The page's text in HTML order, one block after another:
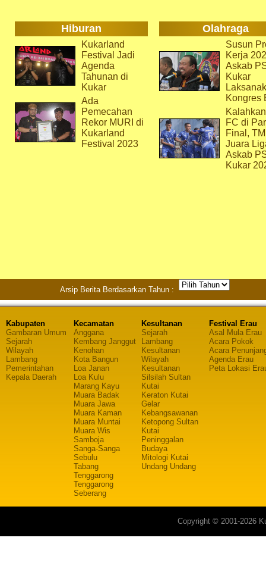
Hiburan Olahraga
Kukarland
Festival Jadi
Agenda
Tahunan di
Kukar
Ada
Pemecahan
Rekor MURI di
Kukarland
Festival 2023
Susun
Kerja
Askab
Kukar
Kongres
FC di
Final,
Juara
Askab
Kukar
Arsip Berita Berdasarkan Tahun :
Kabupaten
Gambaran Umum
Sejarah
Wilayah
Lambang
Pemerintahan
Kepala Daerah
Kecamatan
Anggana
Kembang Janggut
Kenohan
Kota Bangun
Loa Janan
Loa Kulu
Marang Kayu
Muara Badak
Muara Jawa
Muara Kaman
Muara Muntai
Muara Wis
Samboja
Sanga-Sanga
Sebulu
Tabang
Tenggarong
Tenggarong
Seberang
Kesultanan
Sejarah
Lambang
Kesultanan
Wilayah
Kesultanan
Silsilah Sultan
Kutai
Keraton Kutai
Gelar
Kebangsawanan
Ketopong Sultan
Kutai
Peninggalan
Budaya
Mitologi Kutai
Undang Undang
Festival Erau
Asal Mula Erau
Acara Pokok
Acara
Agenda Erau
Peta Lokasi
Copyright © 2001-2026